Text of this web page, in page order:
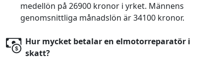
medellön på 26900 kronor i yrket. Männens
genomsnittliga månadslön är 34100 kronor.
Hur mycket betalar en elmotorreparatör i
skatt?